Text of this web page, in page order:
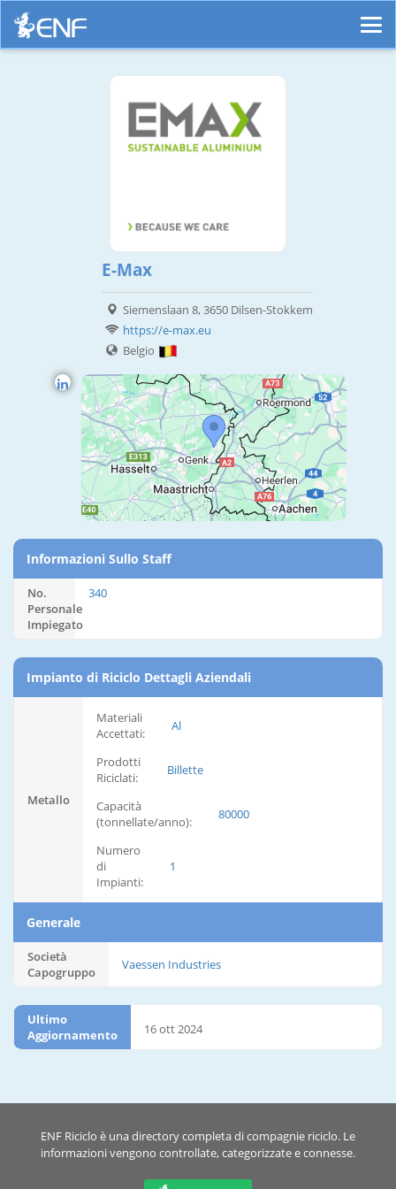
E-Max
Siemenslaan 8, 3650 Dilsen-Stokkem
https://e-max.eu
Belgio
Informazioni Sullo Staff
No.
Personale
Impiegato
340
Impianto di Riciclo Dettagli Aziendali
Metallo
Materiali
Accettati:
Al
Prodotti
Riciclati:
Billette
Capacità
(tonnellate/anno):
80000
Numero
di
Impianti:
1
Generale
Società
Capogruppo
Vaessen Industries
Ultimo
Aggiornamento
16 ott 2024
ENF Riciclo è una directory completa di compagnie riciclo. Le
informazioni vengono controllate, categorizzate e connesse.